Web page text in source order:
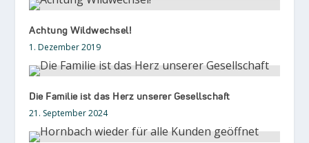
Achtung Wildwechsel!
1. Dezember 2019
Die Familie ist das Herz unserer Gesellschaft
21. September 2024